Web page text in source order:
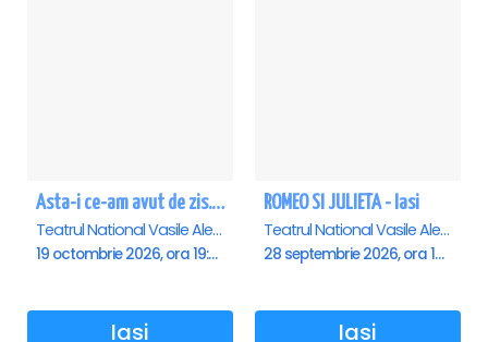
Asta-i ce-am avut de zis... - Horațiu Mălăele & Nicu Alifantis - Iasi
Teatrul National Vasile Alecsandri , Iasi
19 octombrie 2026, ora 19:00
ROMEO SI JULIETA - Iasi
Teatrul National Vasile Alecsandri , Iasi
28 septembrie 2026, ora 19:00
Iasi Iasi